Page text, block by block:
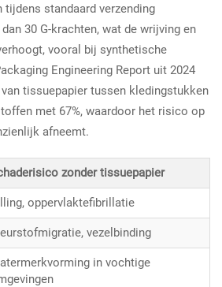
tijdens standaard verzending
30 G-krachten, wat de wrijving en
vooral bij synthetische
Engineering Report uit 2024
tissuepapier tussen kledingstukken
met 67%, waardoor het risico op
afneemt.
zonder tissuepapier
oppervlaktefibrillatie
vezelbinding
in vochtige